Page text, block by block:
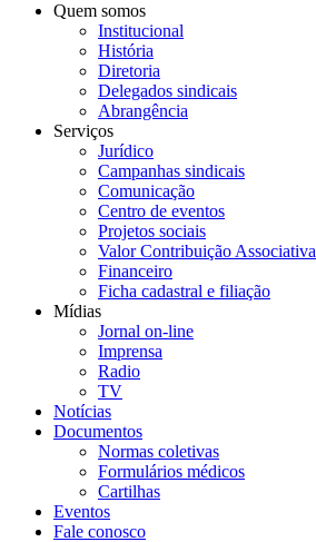
Quem somos
Institucional
História
Diretoria
Delegados sindicais
Abrangência
Serviços
Jurídico
Campanhas sindicais
Comunicação
Centro de eventos
Projetos sociais
Valor Contribuição Associativa
Financeiro
Ficha cadastral e filiação
Mídias
Jornal on-line
Imprensa
Radio
TV
Notícias
Documentos
Normas coletivas
Formulários médicos
Cartilhas
Eventos
Fale conosco